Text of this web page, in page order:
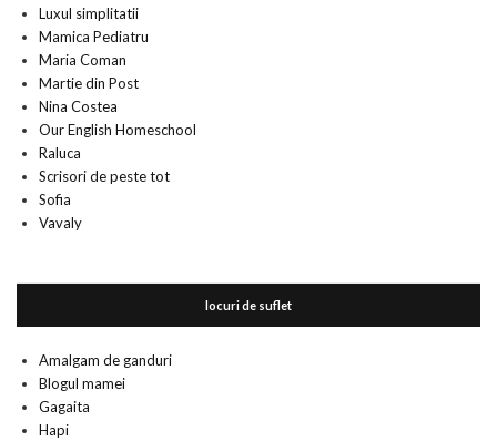
Luxul simplitatii
Mamica Pediatru
Maria Coman
Martie din Post
Nina Costea
Our English Homeschool
Raluca
Scrisori de peste tot
Sofia
Vavaly
locuri de suflet
Amalgam de ganduri
Blogul mamei
Gagaita
Hapi